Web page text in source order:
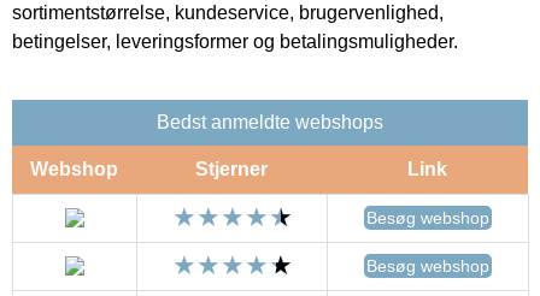
sortimentstørrelse, kundeservice, brugervenlighed,
betingelser, leveringsformer og betalingsmuligheder.
Bedst anmeldte webshops
Webshop Stjerner Link
Besøg webshop
Besøg webshop